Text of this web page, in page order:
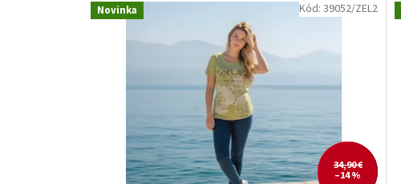
Novinka
34,90 €
–14 %
Kód:39052/ZEL2